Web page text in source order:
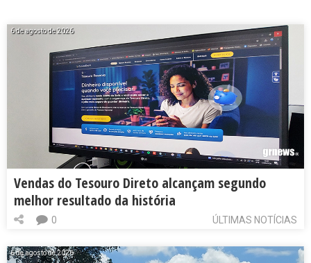
6 de agosto de 2026
Vendas do Tesouro Direto alcançam segundo
melhor resultado da história
ÚLTIMAS NOTÍCIAS
0
6 de agosto de 2026